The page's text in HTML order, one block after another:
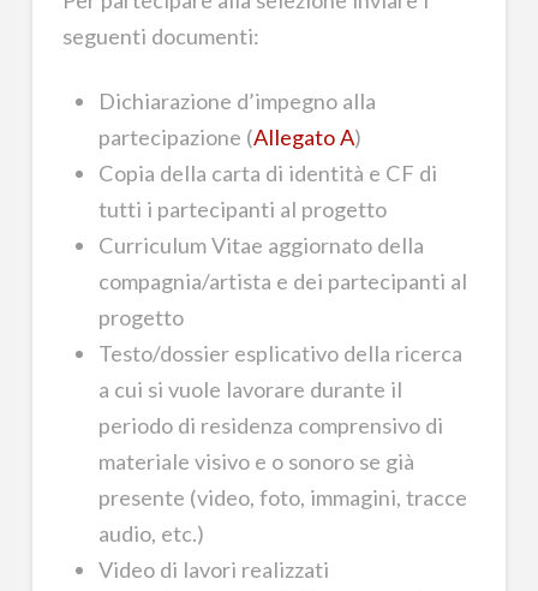
seguenti documenti:
Dichiarazione d’impegno alla
partecipazione (Allegato A)
Copia della carta di identità e CF di
tutti i partecipanti al progetto
Curriculum Vitae aggiornato della
compagnia/artista e dei partecipanti al
progetto
Testo/dossier esplicativo della ricerca
a cui si vuole lavorare durante il
periodo di residenza comprensivo di
materiale visivo e o sonoro se già
presente (video, foto, immagini, tracce
audio, etc.)
Video di lavori realizzati